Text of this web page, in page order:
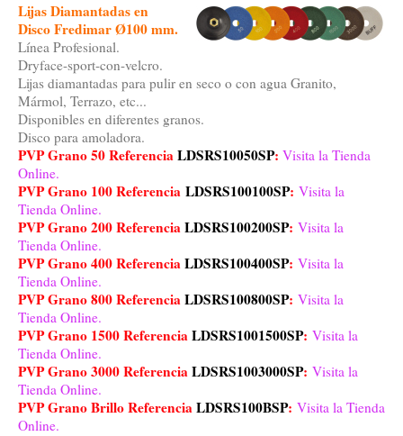
Lijas Diamantadas en
Disco Fredimar Ø100 mm.
Línea Profesional.
Dryface-sport-con-velcro.
Lijas diamantadas para pulir en seco o con agua Granito,
Mármol, Terrazo, etc...
Disponibles en diferentes granos.
Disco para amoladora.
PVP Grano 50 ReferenciaLDSRS10050SP: Visita la Tienda
Online.
PVP Grano 100 Referencia LDSRS100100SP: Visita la
Tienda Online.
PVP Grano 200 ReferenciaLDSRS100200SP: Visita la
Tienda Online.
PVP Grano 400 ReferenciaLDSRS100400SP: Visita la
Tienda Online.
PVP Grano 800 ReferenciaLDSRS100800SP: Visita la
Tienda Online.
PVP Grano 1500 ReferenciaLDSRS1001500SP: Visita la
Tienda Online.
PVP Grano 3000 ReferenciaLDSRS1003000SP: Visita la
Tienda Online.
PVP Grano Brillo ReferenciaLDSRS100BSP: Visita la Tienda
Online.